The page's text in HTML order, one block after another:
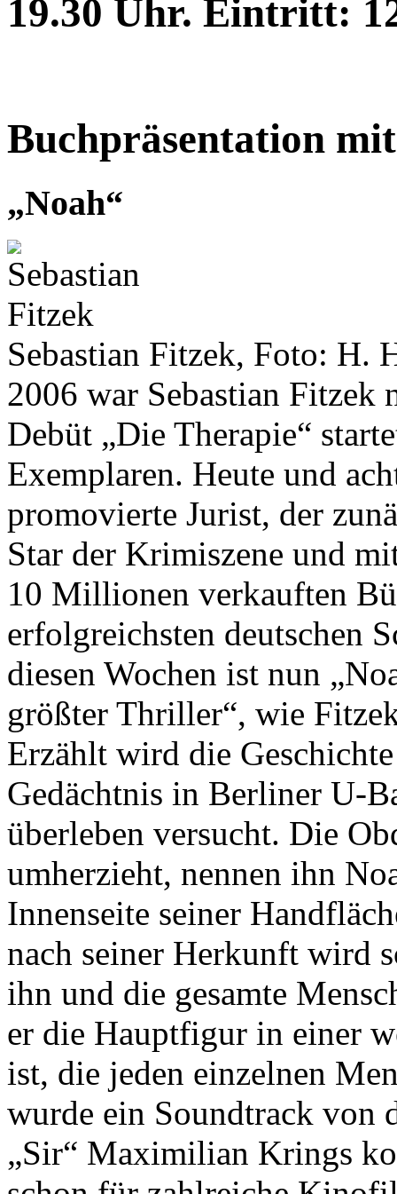
19.30 Uhr. Eintritt:
Buchpräsentation
„Noah“
Sebastian Fitzek, Foto: H.
2006 war Sebastian Fitzek
Debüt „Die Therapie“
Exemplaren. Heute und
promovierte Jurist, der
Star der Krimiszene und
10 Millionen verkauften
erfolgreichsten deutschen
diesen Wochen ist nun
größter Thriller“, wie
Erzählt wird die
Gedächtnis in Berliner U-
überleben versucht. Die
umherzieht, nennen ihn
Innenseite seiner
nach seiner Herkunft wird
ihn und die gesamte
er die Hauptfigur in einer
ist, die jeden einzelnen
wurde ein Soundtrack von
„Sir“ Maximilian Krings